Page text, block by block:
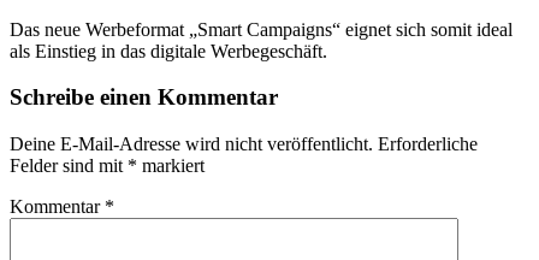
Das neue Werbeformat „Smart Campaigns“ eignet sich somit ideal
als Einstieg in das digitale Werbegeschäft.
Schreibe einen Kommentar
Deine E-Mail-Adresse wird nicht veröffentlicht. Erforderliche
Felder sind mit * markiert
Kommentar *